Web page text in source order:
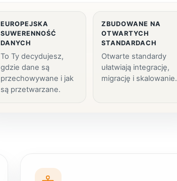
EUROPEJSKA
SUWERENNOŚĆ
DANYCH
To Ty decydujesz,
gdzie dane są
przechowywane i jak
są przetwarzane.
ZBUDOWANE NA
OTWARTYCH
STANDARDACH
Otwarte standardy
ułatwiają integrację,
migrację i skalowanie.